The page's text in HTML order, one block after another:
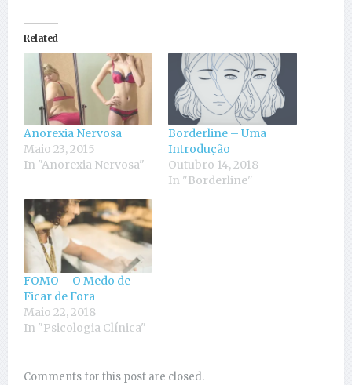
Related
Anorexia Nervosa
Maio 23, 2015
In "Anorexia Nervosa"
Borderline – Uma
Introdução
Outubro 14, 2018
In "Borderline"
FOMO – O Medo de
Ficar de Fora
Maio 22, 2018
In "Psicologia Clínica"
Comments for this post are closed.